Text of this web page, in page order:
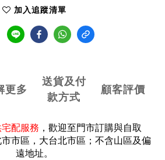
加入追蹤清單
更多
送貨及付
款方式
顧客評價
配服務 ，歡迎至門市訂購與自取
市區，大台北市區；不含山區及偏
遠地址。